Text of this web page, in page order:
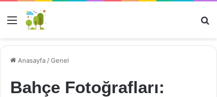
Menü
Anasayfa /Genel
Bahçe Fotoğrafları: